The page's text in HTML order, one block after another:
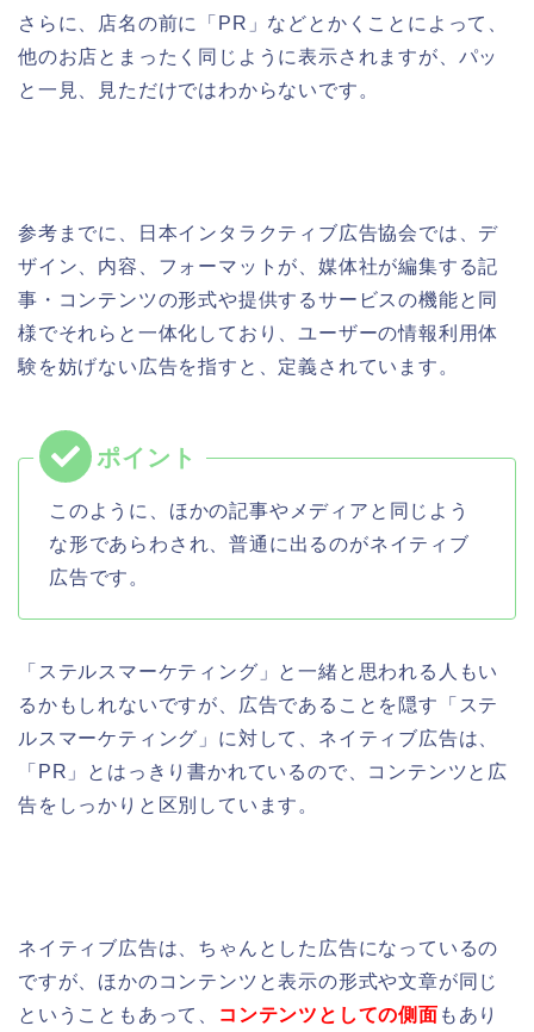
さらに、店名の前に「PR」などとかくことによって、
他のお店とまったく同じように表示されますが、パッ
と一見、見ただけではわからないです。
参考までに、日本インタラクティブ広告協会では、デ
ザイン、内容、フォーマットが、媒体社が編集する記
事・コンテンツの形式や提供するサービスの機能と同
様でそれらと一体化しており、ユーザーの情報利用体
験を妨げない広告を指すと、定義されています。
このように、ほかの記事やメディアと同じよう
な形であらわされ、普通に出るのがネイティブ
広告です。
「ステルスマーケティング」と一緒と思われる人もい
るかもしれないですが、広告であることを隠す「ステ
ルスマーケティング」に対して、ネイティブ広告は、
「PR」とはっきり書かれているので、コンテンツと広
告をしっかりと区別しています。
ネイティブ広告は、ちゃんとした広告になっているの
ですが、ほかのコンテンツと表示の形式や文章が同じ
ということもあって、
コンテンツとしての側面 もあり